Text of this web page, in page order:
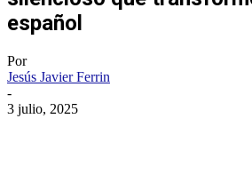
español
Por
Jesús Javier Ferrin
-
3 julio, 2025